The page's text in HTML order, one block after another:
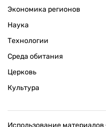
Экономика регионов
Наука
Технологии
Среда обитания
Церковь
Культура
Использование